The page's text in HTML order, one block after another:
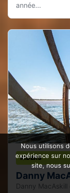
année...
RIDERS
Danny
Danny
Nous utilisons
expérience sur
site, nous